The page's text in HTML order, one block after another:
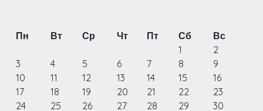
Пн Вт Ср Чт Пт Сб
Вс
1
2
3
4 5 6 7 8
9
10
11 12 13 14 15
16
17
18 19 20 21 22
23
24
25 26 27 28 29 30